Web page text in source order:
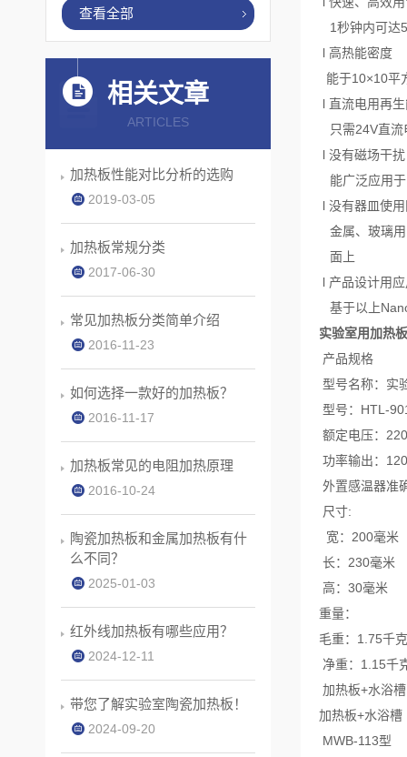
1秒钟内可达
l 高热能密度
能于10×10平
l 直流电用再
只需24V直流
l 没有磁场干扰
能广泛应用
l 没有器皿使
金属、玻璃
面上
l 产品设计用
基于以上
实验室用加热板
产品规格
型号名称：实
型号：HTL-
额定电压：
功率输出：
外置感温器准
尺寸:
宽：200毫米
长：230毫米
高：30毫米
重量：
毛重：1.75千
净重：1.15千
加热板+水浴槽
加热板+水浴槽
MWB-113型
查看全部
相关文章
ARTICLES
加热板性能对比分析的选购
2019-03-05
加热板常规分类
2017-06-30
常见加热板分类简单介绍
2016-11-23
如何选择一款好的加热板？
2016-11-17
加热板常见的电阻加热原理
2016-10-24
陶瓷加热板和金属加热板有什
么不同？
2025-01-03
红外线加热板有哪些应用？
2024-12-11
带您了解实验室陶瓷加热板！
2024-09-20